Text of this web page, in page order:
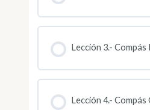
Lección 3.- Compás
Lección 4.-